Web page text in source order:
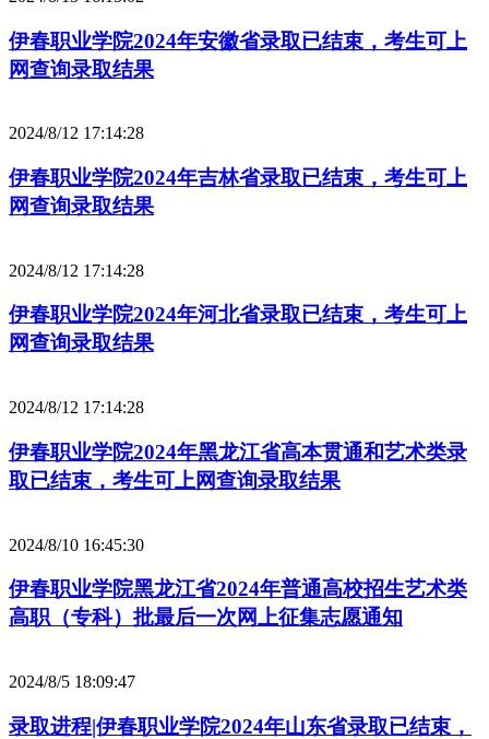
伊春职业学院2024年安徽省录取已结束，考生可上
网查询录取结果
2024/8/12 17:14:28
伊春职业学院2024年吉林省录取已结束，考生可上
网查询录取结果
2024/8/12 17:14:28
伊春职业学院2024年河北省录取已结束，考生可上
网查询录取结果
2024/8/12 17:14:28
伊春职业学院2024年黑龙江省高本贯通和艺术类录
取已结束，考生可上网查询录取结果
2024/8/10 16:45:30
伊春职业学院黑龙江省2024年普通高校招生艺术类
高职（专科）批最后一次网上征集志愿通知
2024/8/5 18:09:47
录取进程|伊春职业学院2024年山东省录取已结束，